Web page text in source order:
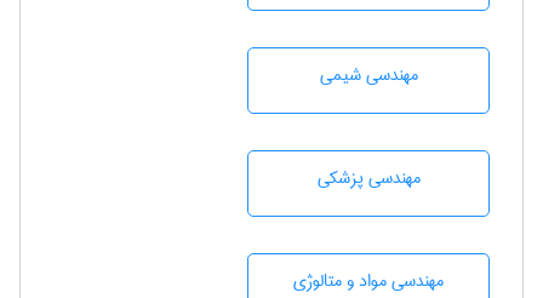
مهندسي شيمی
مهندسی پزشکی
مهندسی مواد و متالوژی